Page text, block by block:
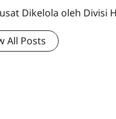
Dikelola oleh Divisi
All Posts